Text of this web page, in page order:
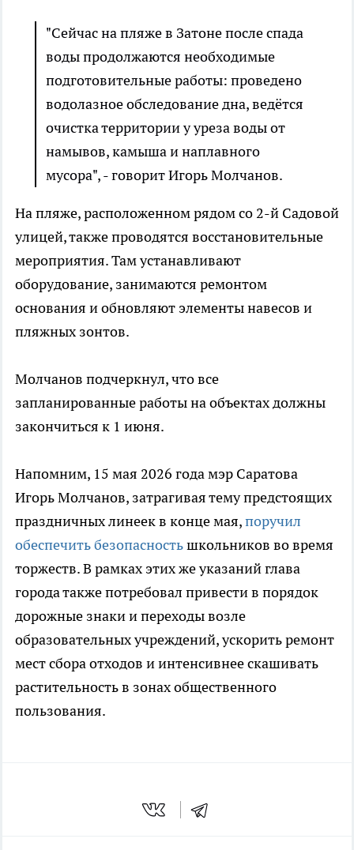
"Сейчас на пляже в Затоне после спада
воды продолжаются необходимые
подготовительные работы: проведено
водолазное обследование дна, ведётся
очистка территории у уреза воды от
намывов, камыша и наплавного
мусора", - говорит Игорь Молчанов.
На пляже, расположенном рядом со 2-й Садовой
улицей, также проводятся восстановительные
мероприятия. Там устанавливают
оборудование, занимаются ремонтом
основания и обновляют элементы навесов и
пляжных зонтов.
Молчанов подчеркнул, что все
запланированные работы на объектах должны
закончиться к 1 июня.
Напомним, 15 мая 2026 года мэр Саратова
Игорь Молчанов, затрагивая тему предстоящих
праздничных линеек в конце мая,поручил
обеспечить безопасностьшкольников во время
торжеств. В рамках этих же указаний глава
города также потребовал привести в порядок
дорожные знаки и переходы возле
образовательных учреждений, ускорить ремонт
мест сбора отходов и интенсивнее скашивать
растительность в зонах общественного
пользования.